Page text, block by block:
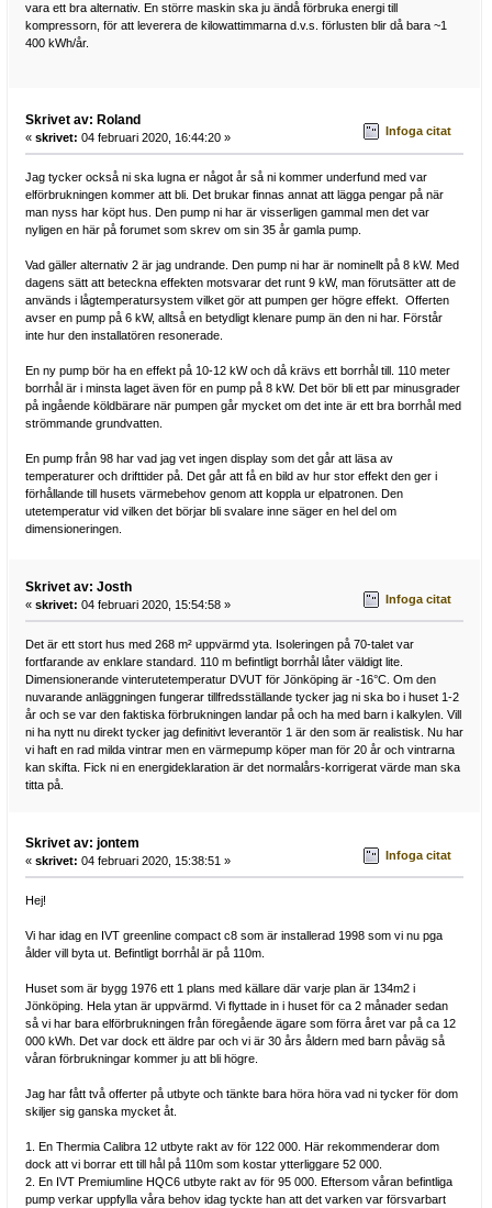
vara ett bra alternativ. En större maskin ska ju ändå förbruka energi till
kompressorn, för att leverera de kilowattimmarna d.v.s. förlusten blir då bara ~1
400 kWh/år.
Skrivet av: Roland
« skrivet: 04 februari 2020, 16:44:20 » Infoga citat
Jag tycker också ni ska lugna er något år så ni kommer underfund med var
elförbrukningen kommer att bli. Det brukar finnas annat att lägga pengar på när
man nyss har köpt hus. Den pump ni har är visserligen gammal men det var
nyligen en här på forumet som skrev om sin 35 år gamla pump.
Vad gäller alternativ 2 är jag undrande. Den pump ni har är nominellt på 8 kW. Med
dagens sätt att beteckna effekten motsvarar det runt 9 kW, man förutsätter att de
används i lågtemperatursystem vilket gör att pumpen ger högre effekt. Offerten
avser en pump på 6 kW, alltså en betydligt klenare pump än den ni har. Förstår
inte hur den installatören resonerade.
En ny pump bör ha en effekt på 10-12 kW och då krävs ett borrhål till. 110 meter
borrhål är i minsta laget även för en pump på 8 kW. Det bör bli ett par minusgrader
på ingående köldbärare när pumpen går mycket om det inte är ett bra borrhål med
strömmande grundvatten.
En pump från 98 har vad jag vet ingen display som det går att läsa av
temperaturer och drifttider på. Det går att få en bild av hur stor effekt den ger i
förhållande till husets värmebehov genom att koppla ur elpatronen. Den
utetemperatur vid vilken det börjar bli svalare inne säger en hel del om
dimensioneringen.
Skrivet av: Josth
« skrivet: 04 februari 2020, 15:54:58 » Infoga citat
Det är ett stort hus med 268 m² uppvärmd yta. Isoleringen på 70-talet var
fortfarande av enklare standard. 110 m befintligt borrhål låter väldigt lite.
Dimensionerande vinterutetemperatur DVUT för Jönköping är -16°C. Om den
nuvarande anläggningen fungerar tillfredsställande tycker jag ni ska bo i huset 1-2
år och se var den faktiska förbrukningen landar på och ha med barn i kalkylen. Vill
ni ha nytt nu direkt tycker jag definitivt leverantör 1 är den som är realistisk. Nu har
vi haft en rad milda vintrar men en värmepump köper man för 20 år och vintrarna
kan skifta. Fick ni en energideklaration är det normalårs-korrigerat värde man ska
titta på.
Skrivet av: jontem
« skrivet: 04 februari 2020, 15:38:51 » Infoga citat
Hej!
Vi har idag en IVT greenline compact c8 som är installerad 1998 som vi nu pga
ålder vill byta ut. Befintligt borrhål är på 110m.
Huset som är bygg 1976 ett 1 plans med källare där varje plan är 134m2 i
Jönköping. Hela ytan är uppvärmd. Vi flyttade in i huset för ca 2 månader sedan
så vi har bara elförbrukningen från föregående ägare som förra året var på ca 12
000 kWh. Det var dock ett äldre par och vi är 30 års åldern med barn påväg så
våran förbrukningar kommer ju att bli högre.
Jag har fått två offerter på utbyte och tänkte bara höra höra vad ni tycker för dom
skiljer sig ganska mycket åt.
1. En Thermia Calibra 12 utbyte rakt av för 122 000. Här rekommenderar dom
dock att vi borrar ett till hål på 110m som kostar ytterliggare 52 000.
2. En IVT Premiumline HQC6 utbyte rakt av för 95 000. Eftersom våran befintliga
pump verkar uppfylla våra behov idag tyckte han att det varken var försvarbart